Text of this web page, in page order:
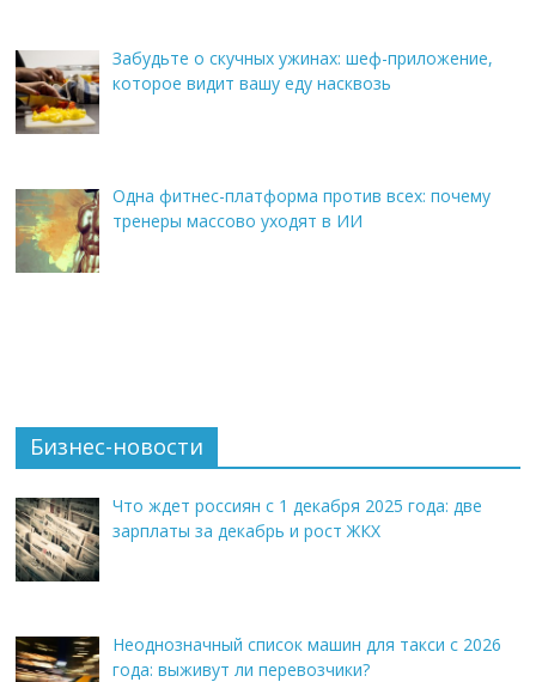
Забудьте о скучных ужинах: шеф-приложение,
которое видит вашу еду насквозь
Одна фитнес-платформа против всех: почему
тренеры массово уходят в ИИ
Бизнес-новости
Что ждет россиян с 1 декабря 2025 года: две
зарплаты за декабрь и рост ЖКХ
Неоднозначный список машин для такси с 2026
года: выживут ли перевозчики?